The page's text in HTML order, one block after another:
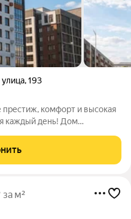
улица,193
престиж, комфорт и высокая
каждый день! Дом
это готовая,
м²